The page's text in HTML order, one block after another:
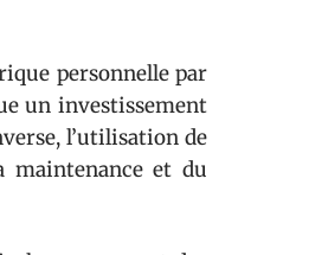
personnelle par
un investissement
l’utilisation de
maintenance et du